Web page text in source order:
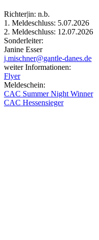
Richter|in: n.b.
1. Meldeschluss: 5.07.2026
2. Meldeschluss: 12.07.2026
Sonderleiter:
Janine Esser
j.mischner@gantle-danes.de
weiter Informationen:
Flyer
Meldeschein:
CAC Summer Night Winner
CAC Hessensieger